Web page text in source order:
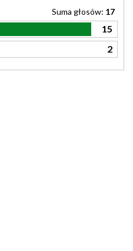
Suma głosów: 17
15
2